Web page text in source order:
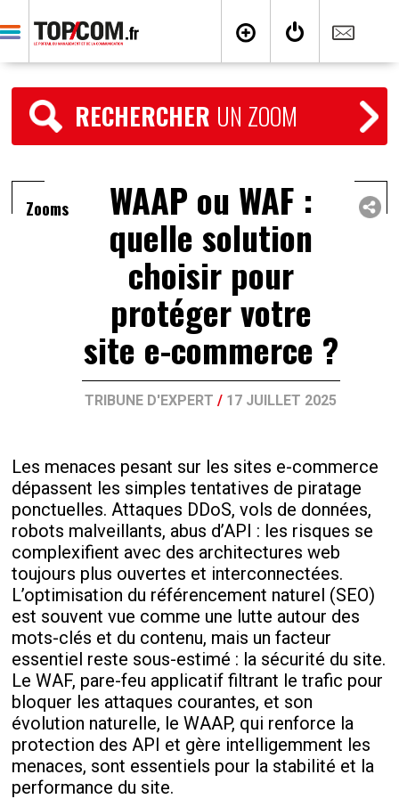
RECHERCHER UN ZOOM
Zooms WAAP ou WAF :
quelle solution
choisir pour
protéger votre
site e-commerce ?
TRIBUNE D'EXPERT / 17 JUILLET 2025
Les menaces pesant sur les sites e-commerce
dépassent les simples tentatives de piratage
ponctuelles. Attaques DDoS, vols de données,
robots malveillants, abus d’API : les risques se
complexifient avec des architectures web
toujours plus ouvertes et interconnectées.
L’optimisation du référencement naturel (SEO)
est souvent vue comme une lutte autour des
mots-clés et du contenu, mais un facteur
essentiel reste sous-estimé : la sécurité du site.
Le WAF, pare-feu applicatif filtrant le trafic pour
bloquer les attaques courantes, et son
évolution naturelle, le WAAP, qui renforce la
protection des API et gère intelligemment les
menaces, sont essentiels pour la stabilité et la
performance du site.